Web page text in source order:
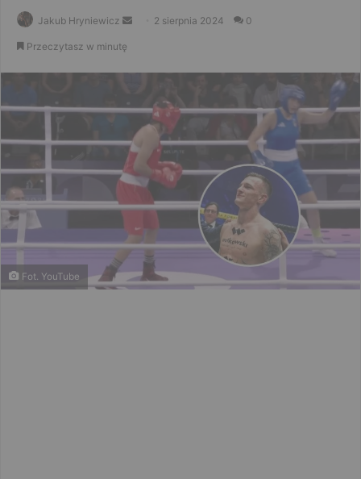
Jakub Hryniewicz
Send 2 sierpnia 2024 0
Przeczytasz w minutę
Fot. YouTube